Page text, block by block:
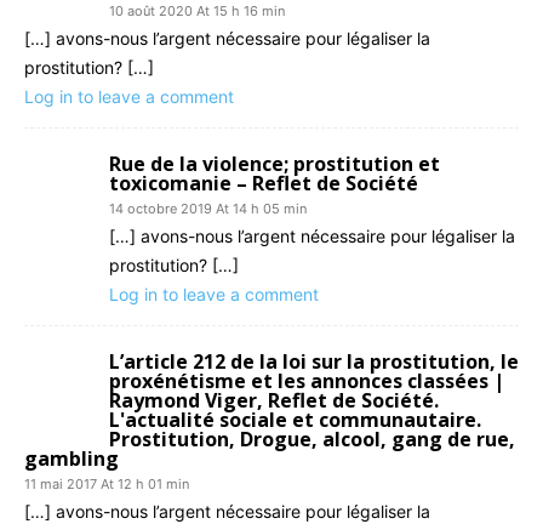
10 août 2020 At 15 h 16 min
[…] avons-nous l’argent nécessaire pour légaliser la
prostitution? […]
Log in to leave a comment
Rue de la violence; prostitution et
toxicomanie – Reflet de Société
14 octobre 2019 At 14 h 05 min
[…] avons-nous l’argent nécessaire pour légaliser la
prostitution? […]
Log in to leave a comment
L’article 212 de la loi sur la prostitution, le
proxénétisme et les annonces classées |
Raymond Viger, Reflet de Société.
L'actualité sociale et communautaire.
Prostitution, Drogue, alcool, gang de rue,
gambling
11 mai 2017 At 12 h 01 min
[…] avons-nous l’argent nécessaire pour légaliser la